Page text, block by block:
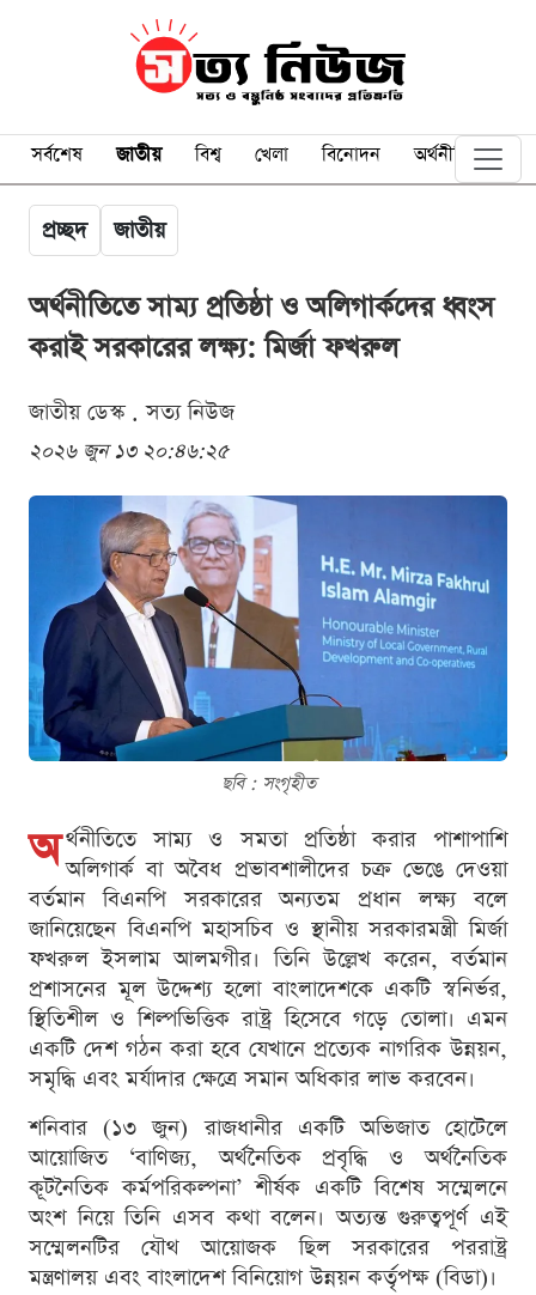
সর্বশেষ জাতীয় বিশ্ব খেলা বিনোদন অর্থনীতি
প্রচ্ছদ জাতীয়
অর্থনীতিতে সাম্য প্রতিষ্ঠা ও অলিগার্কদের ধ্বংস
করাই সরকারের লক্ষ্য: মির্জা ফখরুল
জাতীয় ডেস্ক . সত্য নিউজ
২০২৬ জুন ১৩ ২০:৪৬:২৫
ছবি : সংগৃহীত
অ র্থনীতিতে সাম্য ও সমতা প্রতিষ্ঠা করার পাশাপাশি
অলিগার্ক বা অবৈধ প্রভাবশালীদের চক্র ভেঙে দেওয়া
বর্তমান বিএনপি সরকারের অন্যতম প্রধান লক্ষ্য বলে
জানিয়েছেন বিএনপি মহাসচিব ও স্থানীয় সরকারমন্ত্রী মির্জা
ফখরুল ইসলাম আলমগীর। তিনি উল্লেখ করেন, বর্তমান
প্রশাসনের মূল উদ্দেশ্য হলো বাংলাদেশকে একটি স্বনির্ভর,
স্থিতিশীল ও শিল্পভিত্তিক রাষ্ট্র হিসেবে গড়ে তোলা। এমন
একটি দেশ গঠন করা হবে যেখানে প্রত্যেক নাগরিক উন্নয়ন,
সমৃদ্ধি এবং মর্যাদার ক্ষেত্রে সমান অধিকার লাভ করবেন।
শনিবার (১৩ জুন) রাজধানীর একটি অভিজাত হোটেলে
আয়োজিত ‘বাণিজ্য, অর্থনৈতিক প্রবৃদ্ধি ও অর্থনৈতিক
কূটনৈতিক কর্মপরিকল্পনা’ শীর্ষক একটি বিশেষ সম্মেলনে
অংশ নিয়ে তিনি এসব কথা বলেন। অত্যন্ত গুরুত্বপূর্ণ এই
সম্মেলনটির যৌথ আয়োজক ছিল সরকারের পররাষ্ট্র
মন্ত্রণালয় এবং বাংলাদেশ বিনিয়োগ উন্নয়ন কর্তৃপক্ষ (বিডা)।